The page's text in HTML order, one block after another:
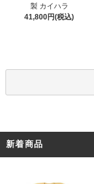
製 カイハラ
41,800円(税込)
新着商品